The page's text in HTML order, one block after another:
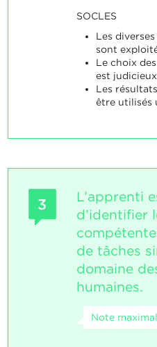
SOCLES
Les
sont
Le choix
est
Les
être utilisés
3
L’apprenti
d’identifier
de tâches
domaine
humaines.
Note